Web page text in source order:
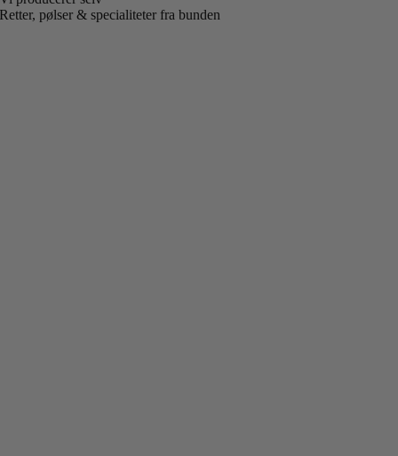
Retter, pølser & specialiteter fra bunden